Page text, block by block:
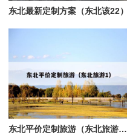
东北最新定制方案（东北该22）
东北平价定制旅游（东北旅游1）